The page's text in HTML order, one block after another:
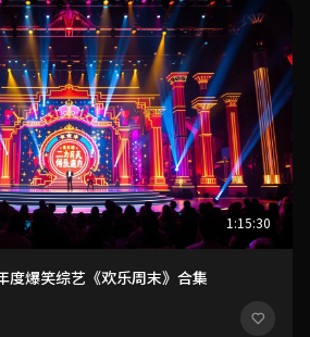
1:15:30
度爆笑综艺《欢乐周末》合集